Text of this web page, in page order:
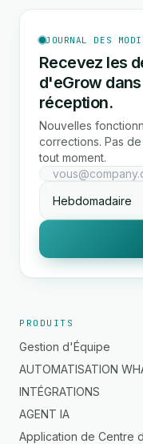
JOURNAL DES
Recevez les
d'eGrow
réception.
Nouvelles
corrections. Pas
tout moment.
PRODUITS
Gestion d'Équipe
AUTOMATISATION
INTÉGRATIONS
AGENT IA
Application de Centre